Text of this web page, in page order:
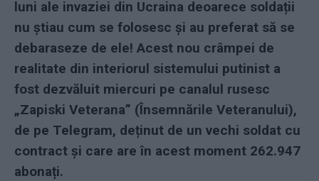
luni ale invaziei din Ucraina deoarece soldații
nu știau cum se folosesc și au preferat să se
debaraseze de ele! Acest nou crâmpei de
realitate din interiorul sistemului putinist a
fost dezvăluit miercuri pe canalul rusesc
„Zapiski Veterana” (Însemnările Veteranului),
de pe Telegram, deținut de un vechi soldat cu
contract și care are în acest moment 262.947
abonați.